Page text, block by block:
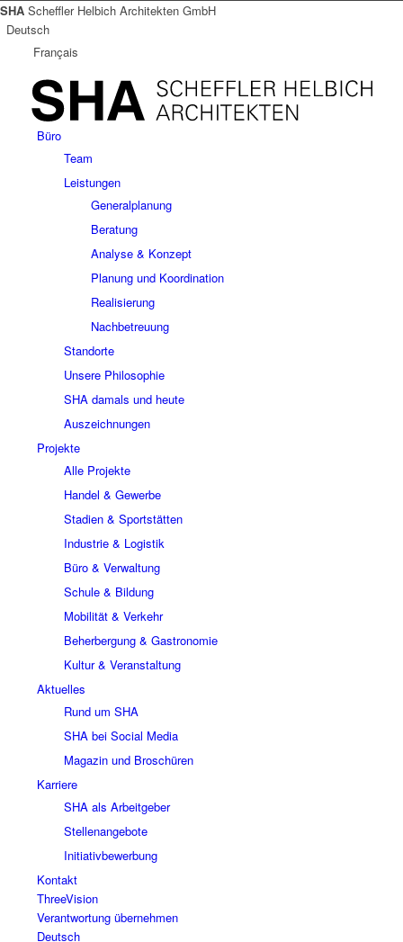
SHA Scheffler Helbich Architekten GmbH
Deutsch
Français
Büro
Team
Leistungen
Generalplanung
Beratung
Analyse & Konzept
Planung und Koordination
Realisierung
Nachbetreuung
Standorte
Unsere Philosophie
SHA damals und heute
Auszeichnungen
Projekte
Alle Projekte
Handel & Gewerbe
Stadien & Sportstätten
Industrie & Logistik
Büro & Verwaltung
Schule & Bildung
Mobilität & Verkehr
Beherbergung & Gastronomie
Kultur & Veranstaltung
Aktuelles
Rund um SHA
SHA bei Social Media
Magazin und Broschüren
Karriere
SHA als Arbeitgeber
Stellenangebote
Initiativbewerbung
Kontakt
ThreeVision
Verantwortung übernehmen
Deutsch